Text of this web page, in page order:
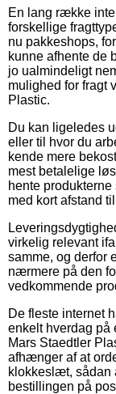
En lang række
forskellige
nu pakkeshops,
kunne afhente de
jo ualmindeligt
mulighed for fragt
Plastic.
Du kan ligeledes
eller til hvor du
kende mere
mest betalelige
hente
med kort afstand
virkelig relevant
samme, og derfor
nærmere på den
vedkommende
De fleste internet
enkelt hverdag på
Mars Staedtler
afhænger af at
klokkeslæt, sådan
bestillingen på